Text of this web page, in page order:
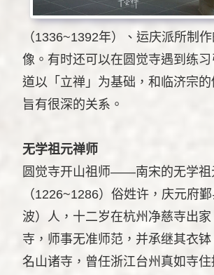
（1336~1392年）、运庆派所制
像。有时还可以在圆觉寺遇到练
道以「立禅」为基础，和临济宗
旨有很深的关系。
无学祖元禅师
圆觉寺开山祖师——南宋的无学祖
（1226~1286）俗姓许，庆元府
波）人，十二岁在杭州净慈寺出
寺，师事无准师范，并承继其衣
名山诸寺，曾任浙江台州真如寺